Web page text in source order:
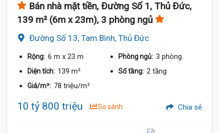
Bán nhà mặt tiền, Đường Số 1, Thủ Đức,
139 m² (6m x 23m), 3 phòng ngủ
Đường Số 13, Tam Bình, Thủ Đức
Rộng: 6 m x 23 m Phòng ngủ: 3 phòng
Diện tích: 139 m² Số tầng: 2 tầng
Giá/m²: 78 triệu/m²
10 tỷ 800 triệu So sánh Chia sẻ